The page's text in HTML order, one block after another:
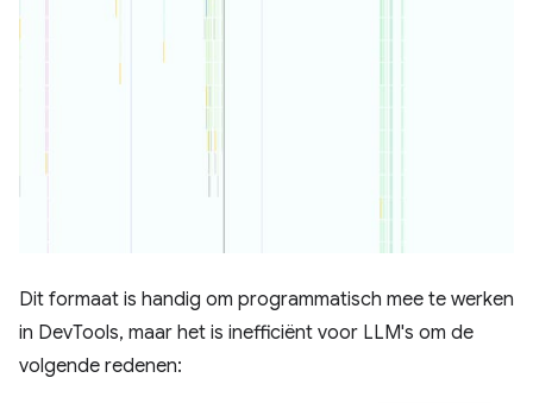
Dit formaat is handig om programmatisch mee te werken
in DevTools, maar het is inefficiënt voor LLM's om de
volgende redenen: